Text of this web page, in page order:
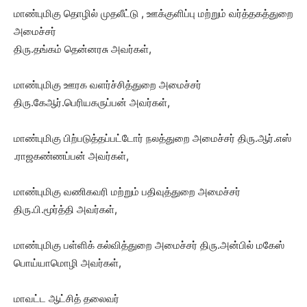
மாண்புமிகு தொழில் முதலீட்டு , ஊக்குளிப்பு மற்றும் வர்த்தகத்துறை
அமைச்சர்
திரு.தங்கம் தென்னரசு அவர்கள்,
மாண்புமிகு ஊரக வளர்ச்சித்துறை அமைச்சர்
திரு.கேஆர்.பெரியகருப்பன் அவர்கள்,
மாண்புமிகு பிற்படுத்தப்பட்டோர் நலத்துறை அமைச்சர் திரு.ஆர்.எஸ்
.ராஜகண்ணப்பன் அவர்கள்,
மாண்புமிகு வணிகவரி மற்றும் பதிவுத்துறை அமைச்சர்
திரு.பி.மூர்த்தி அவர்கள்,
மாண்புமிகு பள்ளிக் கல்வித்துறை அமைச்சர் திரு.அன்பில் மகேஸ்
பொய்யாமொழி அவர்கள்,
மாவட்ட ஆட்சித் தலைவர்